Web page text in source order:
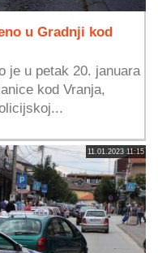
u Gradnji kod
je u petak 20. januara
kod Vranja,
11.01.2023 11:15